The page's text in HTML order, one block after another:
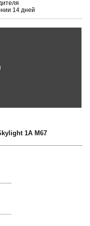
14 дней
1A M67